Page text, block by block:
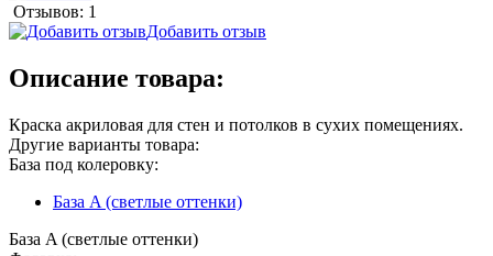
Отзывов: 1
Добавить отзыв
Описание товара:
Краска акриловая для стен и потолков в сухих помещениях.
Другие варианты товара:
База под колеровку:
База A (светлые оттенки)
База A (светлые оттенки)